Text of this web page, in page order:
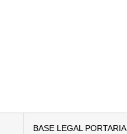
BASE LEGAL PORTARIA